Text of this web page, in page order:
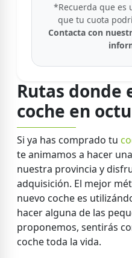
*Recuerda que es
que tu cuota
Contacta con
Rutas donde
coche en
Si ya has comprado tu
te animamos a hacer
nuestra provincia y
adquisición. El mejor
nuevo coche es
hacer alguna de las
proponemos, sentirás
coche toda la vida.